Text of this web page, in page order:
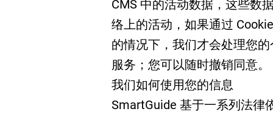
CMS 中的活动数据，这些数
络上的活动，如果通过
的情况下，我们才会处理您
服务；您可以随时撤销同意。
我们如何使用您的信息
SmartGuide 基于一系列法律